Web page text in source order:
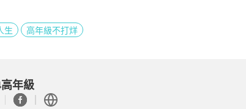
生 高年級不打烊
年級